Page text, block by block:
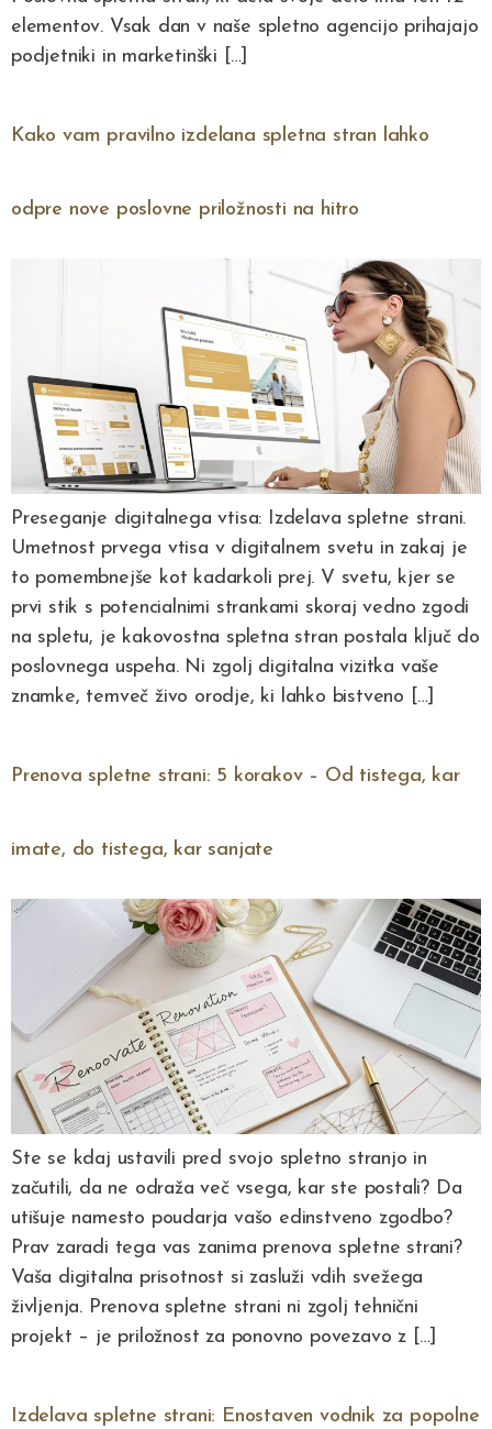
elementov. Vsak dan v naše spletno agencijo prihajajo
podjetniki in marketinški […]
Kako vam pravilno izdelana spletna stran lahko
odpre nove poslovne priložnosti na hitro
Preseganje digitalnega vtisa: Izdelava spletne strani.
Umetnost prvega vtisa v digitalnem svetu in zakaj je
to pomembnejše kot kadarkoli prej. V svetu, kjer se
prvi stik s potencialnimi strankami skoraj vedno zgodi
na spletu, je kakovostna spletna stran postala ključ do
poslovnega uspeha. Ni zgolj digitalna vizitka vaše
znamke, temveč živo orodje, ki lahko bistveno […]
Prenova spletne strani: 5 korakov – Od tistega, kar
imate, do tistega, kar sanjate
Ste se kdaj ustavili pred svojo spletno stranjo in
začutili, da ne odraža več vsega, kar ste postali? Da
utišuje namesto poudarja vašo edinstveno zgodbo?
Prav zaradi tega vas zanima prenova spletne strani?
Vaša digitalna prisotnost si zasluži vdih svežega
življenja. Prenova spletne strani ni zgolj tehnični
projekt – je priložnost za ponovno povezavo z […]
Izdelava spletne strani: Enostaven vodnik za popolne